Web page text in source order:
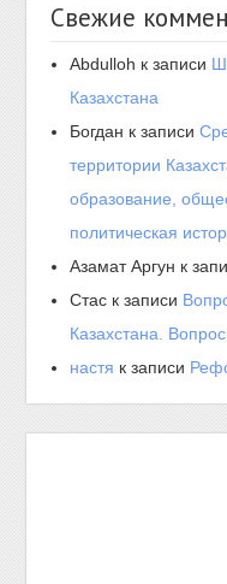
Свежие
Abdulloh к записи
Казахстана
Богдан к записи
территории
образование,
политическая
Азамат Аргун к
Стас к записи
Казахстана.
настя к записи